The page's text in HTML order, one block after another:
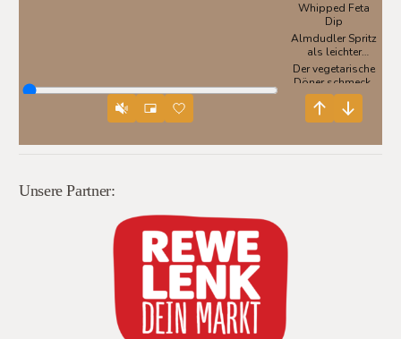
Unsere Partner: